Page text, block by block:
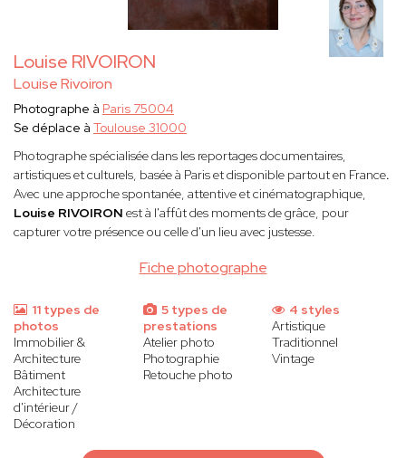
Louise RIVOIRON
Louise Rivoiron
Fiche photographe
Photographe à Paris 75004
Se déplace à Toulouse 31000
Photographe spécialisée dans les reportages documentaires,
artistiques et culturels, basée à Paris et disponible partout en France.
Avec une approche spontanée, attentive et cinématographique,
Louise RIVOIRON est à l'affût des moments de grâce, pour
capturer votre présence ou celle d'un lieu avec justesse.
11 types de
photos
Immobilier &
Architecture
Bâtiment
Architecture
d'intérieur /
Décoration
5 types de
prestations
Atelier photo
Photographie
Retouche photo
4 styles
Artistique
Traditionnel
Vintage